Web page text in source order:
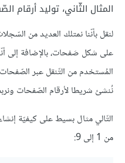
المثال الثّاني، توليد أرقام
لنقل بأنّنا نمتلك العديد من
على شكل صَفحات، بالإضافة إلى
المُستخدم من التّنقل عبر
نُنشئ شريطا لأرقام الصّفحات
التّالي مثال بسيط على كيفيّة
من 1 إلى 9: